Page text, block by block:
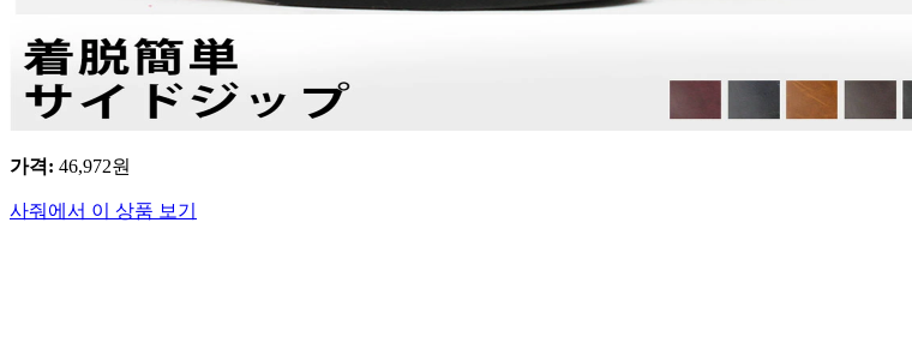
가격: 46,972원
사줘에서 이 상품 보기